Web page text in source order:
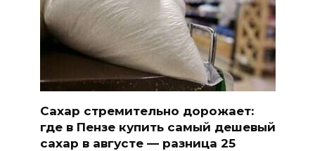
Сахар стремительно дорожает:
где в Пензе купить самый дешевый
сахар в августе — разница 25